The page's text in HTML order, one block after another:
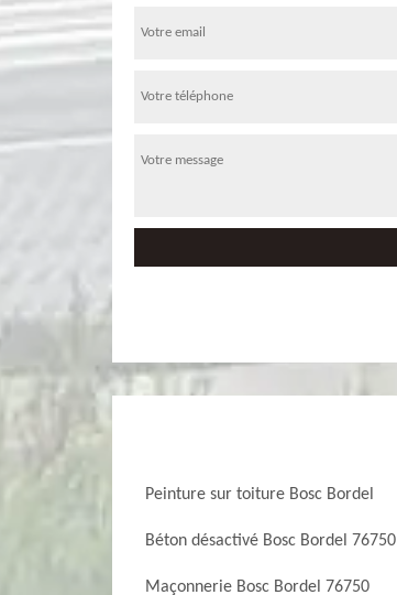
Peinture sur toiture Bosc Bordel
Béton désactivé Bosc Bordel 76750
Maçonnerie Bosc Bordel 76750